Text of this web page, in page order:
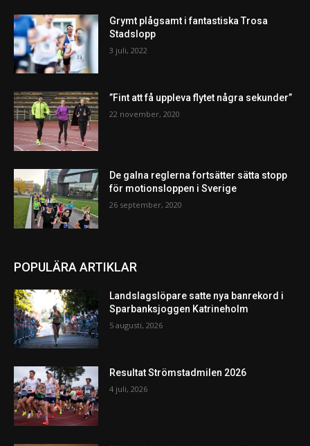
Grymt plågsamt i fantastiska Trosa
Stadslopp
3 juli, 2022
”Fint att få uppleva flytet några sekunder”
22 november, 2020
De galna reglerna fortsätter sätta stopp
för motionsloppen i Sverige
26 september, 2020
POPULÄRA ARTIKLAR
Landslagslöpare satte nya banrekord i
Sparbanksjoggen Katrineholm
5 augusti, 2026
Resultat Strömstadmilen 2026
4 juli, 2026